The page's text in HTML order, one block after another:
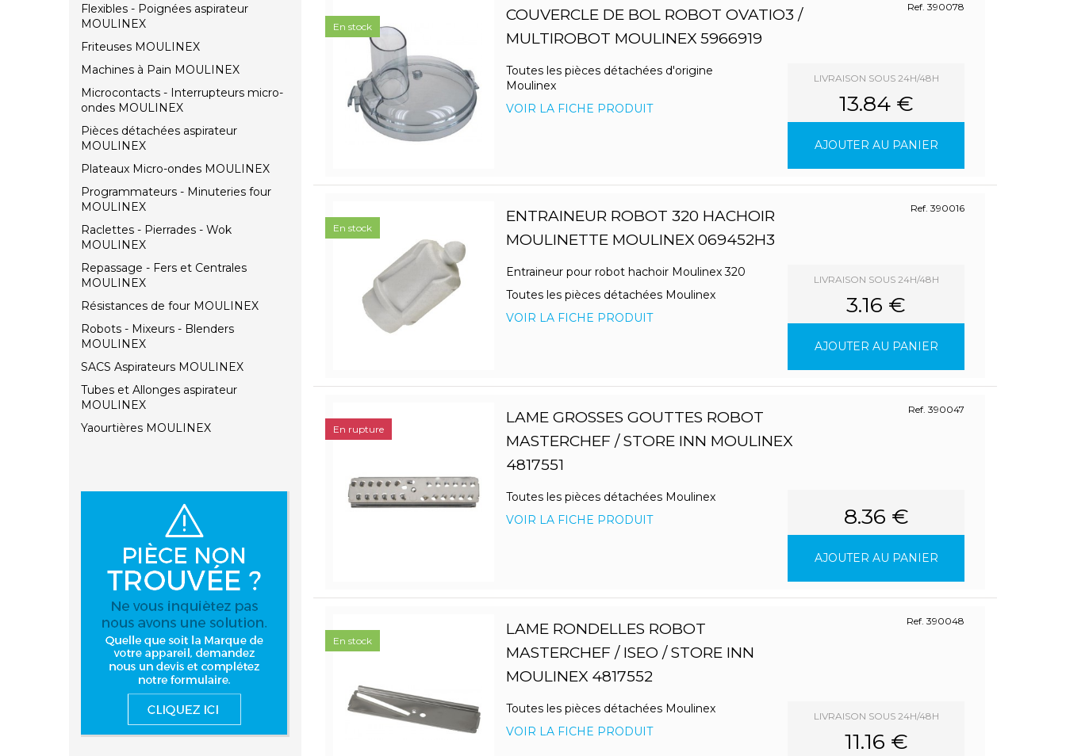
Flexibles - Poignées aspirateur
MOULINEX
Friteuses MOULINEX
Machines à Pain MOULINEX
Microcontacts - Interrupteurs micro-
ondes MOULINEX
Pièces détachées aspirateur
MOULINEX
Plateaux Micro-ondes MOULINEX
Programmateurs - Minuteries four
MOULINEX
Raclettes - Pierrades - Wok
MOULINEX
Repassage - Fers et Centrales
MOULINEX
Résistances de four MOULINEX
Robots - Mixeurs - Blenders
MOULINEX
SACS Aspirateurs MOULINEX
Tubes et Allonges aspirateur
MOULINEX
Yaourtières MOULINEX
COUVERCLE DE BOL ROBOT OVATIO3 /
MULTIROBOT MOULINEX 5966919
Ref. 390078
Toutes les pièces détachées d'origine
Moulinex
VOIR LA FICHE PRODUIT
LIVRAISON SOUS 24H/48H
13.84 €
AJOUTER AU PANIER
En stock
ENTRAINEUR ROBOT 320 HACHOIR
MOULINETTE MOULINEX 069452H3
Ref. 390016
Entraineur pour robot hachoir Moulinex 320
Toutes les pièces détachées Moulinex
VOIR LA FICHE PRODUIT
LIVRAISON SOUS 24H/48H
3.16 €
AJOUTER AU PANIER
En stock
LAME GROSSES GOUTTES ROBOT
MASTERCHEF / STORE INN MOULINEX
4817551
Ref. 390047
Toutes les pièces détachées Moulinex
VOIR LA FICHE PRODUIT
8.36 €
AJOUTER AU PANIER
En rupture
LAME RONDELLES ROBOT
MASTERCHEF / ISEO / STORE INN
MOULINEX 4817552
Ref. 390048
Toutes les pièces détachées Moulinex
VOIR LA FICHE PRODUIT
LIVRAISON SOUS 24H/48H
11.16 €
En stock